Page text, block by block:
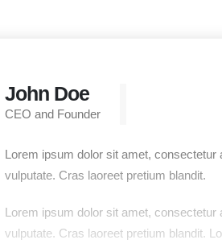
John Doe
CEO and Founder
Lorem ipsum dolor sit amet, consectetur
vulputate. Cras laoreet pretium blandit.
Lorem ipsum dolor sit amet, consectetur
vulputate. Cras laoreet pretium blandit.